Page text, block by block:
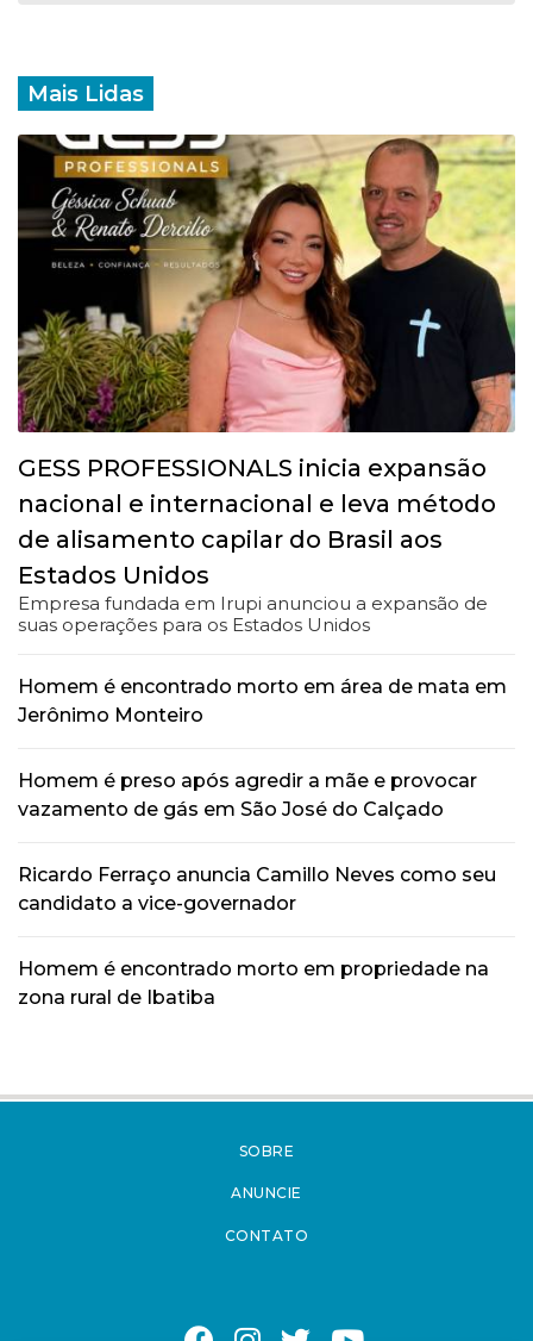
Mais Lidas
GESS PROFESSIONALS inicia expansão
nacional e internacional e leva método
de alisamento capilar do Brasil aos
Estados Unidos
Empresa fundada em Irupi anunciou a expansão de
suas operações para os Estados Unidos
Homem é encontrado morto em área de mata em
Jerônimo Monteiro
Homem é preso após agredir a mãe e provocar
vazamento de gás em São José do Calçado
Ricardo Ferraço anuncia Camillo Neves como seu
candidato a vice-governador
Homem é encontrado morto em propriedade na
zona rural de Ibatiba
SOBRE
ANUNCIE
CONTATO